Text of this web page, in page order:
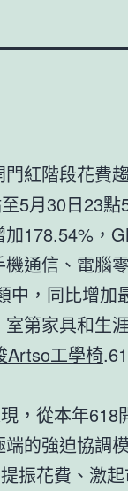
紅階段花費
5月30日23點
178.54%，
通信、電腦
中，同比增加
第家具和生
Artso工學椅
，從本年618
的強迫協調
振花費、激